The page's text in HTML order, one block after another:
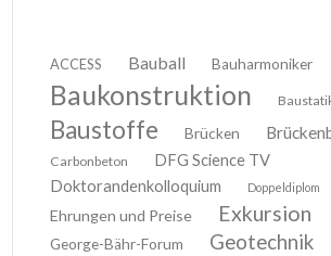
ACCESS Bauball Bauharmoniker
Baukonstruktion
Baustoffe Brücken
Carbonbeton
DFG Science TV
Doktorandenkolloquium
Doppeldiplom
Ehrungen und Preise Exkursion
George-Bähr-Forum
Geotechnik